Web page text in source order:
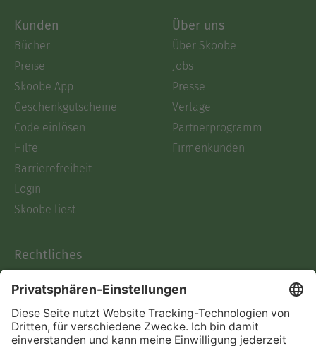
Kunden
Bücher
Preise
Skoobe App
Geschenkgutscheine
Code einlösen
Hilfe
Barrierefreiheit
Login
Skoobe liest
Über uns
Über Skoobe
Jobs
Presse
Verlage
Partnerprogramm
Firmenkunden
Rechtliches
AGB
Informationen nach Data
Act